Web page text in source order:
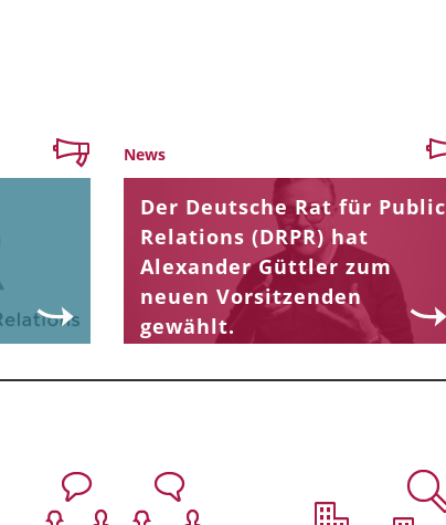
News
Der Deutsche Rat für Public
Relations (DRPR) hat
Alexander Güttler zum
neuen Vorsitzenden
gewählt.